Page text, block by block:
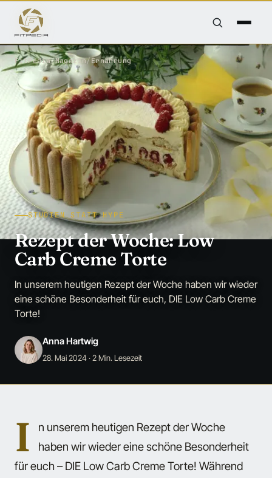
FitPedia/Magazin/ Ernährung
STUDIEN STATT HYPE
Rezept der Woche: Low
Carb Creme Torte
In unserem heutigen Rezept der Woche haben wir wieder
eine schöne Besonderheit für euch, DIE Low Carb Creme
Torte!
Anna Hartwig
28. Mai 2024· 2 Min. Lesezeit
I
n unserem heutigen Rezept der Woche
haben wir wieder eine schöne Besonderheit
für euch – DIE Low Carb Creme Torte! Während